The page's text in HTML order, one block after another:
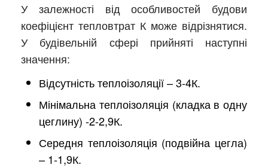
У залежності від особливостей будови
коефіцієнт тепловтрат К може відрізнятися.
У будівельній сфері прийняті наступні
значення:
Відсутність теплоізоляції – 3-4К.
Мінімальна теплоізоляція (кладка в одну
цеглину) -2-2,9К.
Середня теплоізоляція (подвійна цегла)
– 1-1,9К.